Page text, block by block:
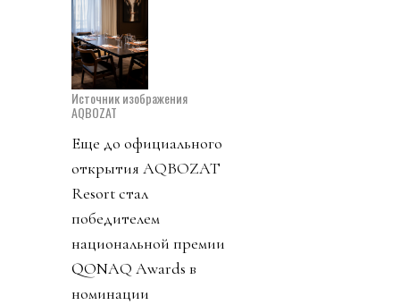
Источник изображения
AQBOZAT
Еще до официального
открытия AQBOZAT
Resort стал
победителем
национальной премии
QONAQ Awards в
номинации